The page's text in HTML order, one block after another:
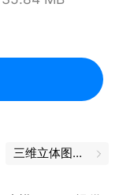
不同的是，
图过程中出现
DWG等文
三维立体图软件